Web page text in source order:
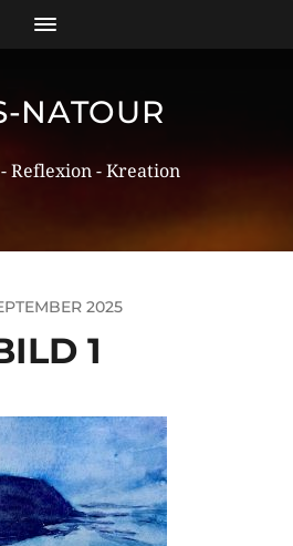
NATOUR
Reflexion - Kreation
2025
1